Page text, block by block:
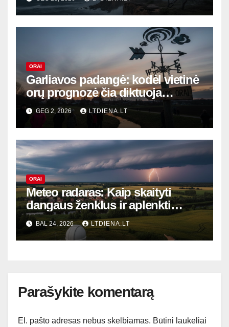
ORAI
Garliavos padangė: kodėl vietinė
orų prognozė čia diktuoja
gyvenimo ritmą?
GEG 2, 2026 LTDIENA.LT
ORAI
Meteo radaras: Kaip skaityti
dangaus ženklus ir aplenkti
audrą – profesionalų paslaptys
BAL 24, 2026 LTDIENA.LT
Parašykite komentarą
El. pašto adresas nebus skelbiamas. Būtini laukeliai